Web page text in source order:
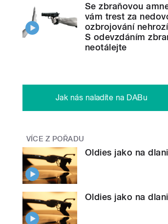
Se zbraňovou
vám trest za
ozbrojování
S odevzdáním
neotálejte
Jak nás naladíte na DABu
VÍCE Z POŘADU
Oldies jako na dlani
Oldies jako na dlani